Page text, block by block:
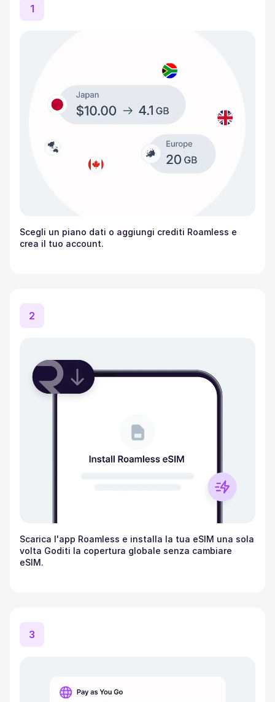
1
Scegli un piano dati o aggiungi crediti Roamless e
crea il tuo account.
2
Scarica l'app Roamless e installa la tua eSIM una sola
volta Goditi la copertura globale senza cambiare
eSIM.
3